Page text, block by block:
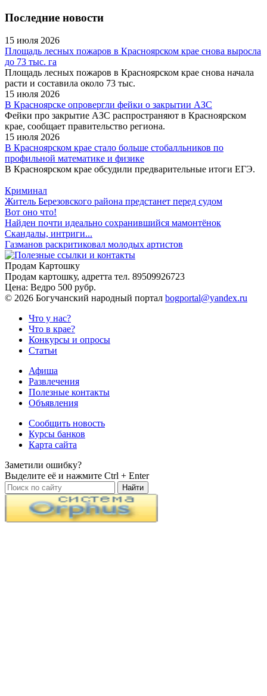
Последние новости
15 июля 2026
Площадь лесных пожаров в Красноярском крае снова выросла
до 73 тыс. га
Площадь лесных пожаров в Красноярском крае снова начала
расти и составила около 73 тыс.
15 июля 2026
В Красноярске опровергли фейки о закрытии АЗС
Фейки про закрытие АЗС распространяют в Красноярском
крае, сообщает правительство региона.
15 июля 2026
В Красноярском крае стало больше стобалльников по
профильной математике и физике
В Красноярском крае обсудили предварительные итоги ЕГЭ.
Криминал
Житель Березовского района предстанет перед судом
Вот оно что!
Найден почти идеально сохранившийся мамонтёнок
Скандалы, интриги...
Газманов раскритиковал молодых артистов
Продам Картошку
Продам картошку, адретта тел. 89509926723
Цена: Ведро 500 рубр.
© 2026 Богучанский народный портал bogportal@yandex.ru
Что у нас?
Что в крае?
Конкурсы и опросы
Статьи
Афиша
Развлечения
Полезные контакты
Объявления
Сообщить новость
Курсы банков
Карта сайта
Заметили ошибку?
Выделите её и нажмите Ctrl + Enter